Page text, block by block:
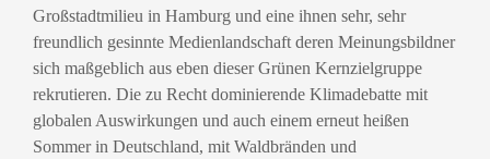
Großstadtmilieu in Hamburg und eine ihnen sehr, sehr
freundlich gesinnte Medienlandschaft deren Meinungsbildner
sich maßgeblich aus eben dieser Grünen Kernzielgruppe
rekrutieren. Die zu Recht dominierende Klimadebatte mit
globalen Auswirkungen und auch einem erneut heißen
Sommer in Deutschland, mit Waldbränden und